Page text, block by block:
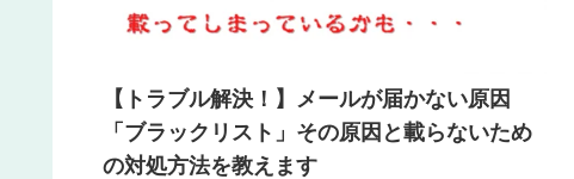
【トラブル解決！】メールが届かない原因
「ブラックリスト」その原因と載らないため
の対処方法を教えます